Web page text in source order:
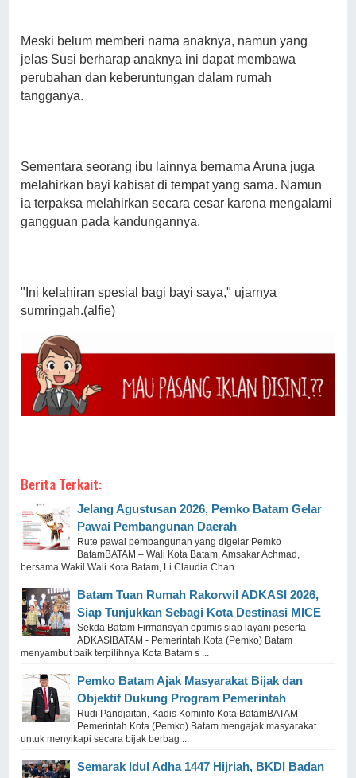
Meski belum memberi nama anaknya, namun yang
jelas Susi berharap anaknya ini dapat membawa
perubahan dan keberuntungan dalam rumah
tangganya.
Sementara seorang ibu lainnya bernama Aruna juga
melahirkan bayi kabisat di tempat yang sama. Namun
ia terpaksa melahirkan secara cesar karena mengalami
gangguan pada kandungannya.
"Ini kelahiran spesial bagi bayi saya," ujarnya
sumringah.(alfie)
Berita Terkait:
Jelang Agustusan 2026, Pemko Batam Gelar
Pawai Pembangunan Daerah
Rute pawai pembangunan yang digelar Pemko
BatamBATAM – Wali Kota Batam, Amsakar Achmad,
bersama Wakil Wali Kota Batam, Li Claudia Chan ...
Batam Tuan Rumah Rakorwil ADKASI 2026,
Siap Tunjukkan Sebagi Kota Destinasi MICE
Sekda Batam Firmansyah optimis siap layani peserta
ADKASIBATAM - Pemerintah Kota (Pemko) Batam
menyambut baik terpilihnya Kota Batam s ...
Pemko Batam Ajak Masyarakat Bijak dan
Objektif Dukung Program Pemerintah
Rudi Pandjaitan, Kadis Kominfo Kota BatamBATAM -
Pemerintah Kota (Pemko) Batam mengajak masyarakat
untuk menyikapi secara bijak berbag ...
Semarak Idul Adha 1447 Hijriah, BKDI Badan